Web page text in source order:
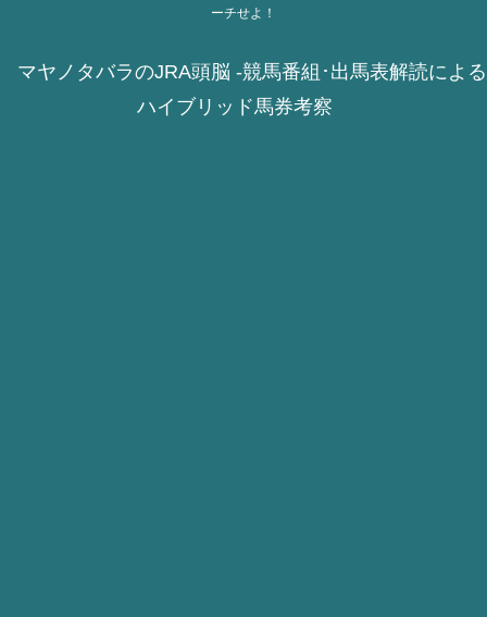
ーチせよ！
マヤノタバラのJRA頭脳 -競馬番組･出馬表解読による
ハイブリッド馬券考察